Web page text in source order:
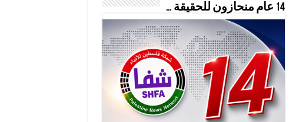
14 عام منحازون للحقيقة …